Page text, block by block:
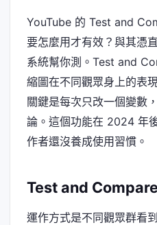
YouTube 的 Test and
要怎麼用才有效？與其憑
系統幫你測。Test and
縮圖在不同觀眾身上的表
關鍵是每次只改一個變數
論。這個功能在 2024 年
作者還沒養成使用習慣。
Test and
運作方式是不同觀眾群看